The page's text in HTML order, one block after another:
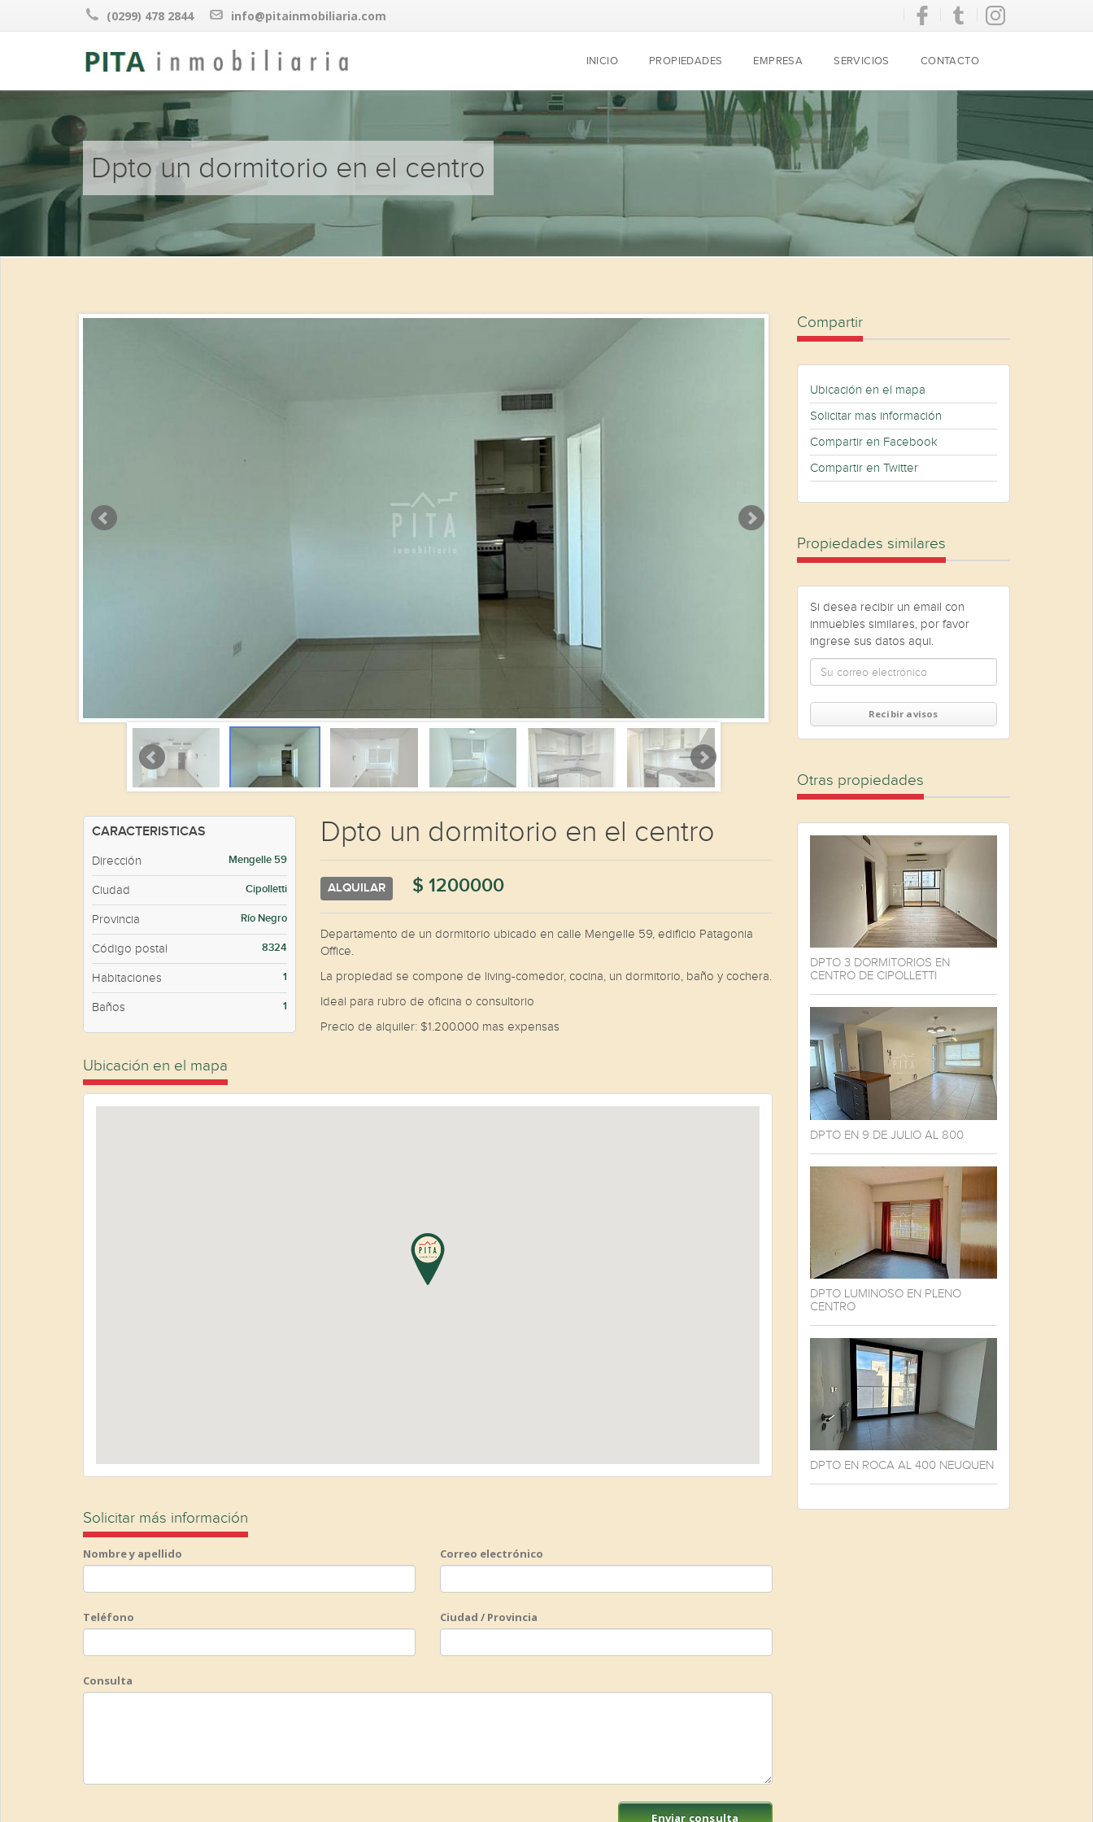
(0299) 478 2844 info@pitainmobiliaria.com
INICIO PROPIEDADES EMPRESA SERVICIOS CONTACTO
Dpto un dormitorio en el centro
CARACTERISTICAS
Dirección Mengelle 59
Ciudad Cipolletti
Provincia Río Negro
Código postal 8324
Superficie
Habitaciones 1
Baños 1
Dpto un dormitorio en el centro
ALQUILAR $ 1200000
Departamento de un dormitorio ubicado en calle Mengelle 59, edificio Patagonia
Office.
La propiedad se compone de living-comedor, cocina, un dormitorio, baño y cochera.
Ideal para rubro de oficina o consultorio
Precio de alquiler: $1.200.000 mas expensas
Ubicación en el mapa
Solicitar más información
Nombre y apellido Correo electrónico
Teléfono Ciudad / Provincia
Consulta
Compartir
Ubicación en el mapa
Solicitar mas información
Compartir en Facebook
Compartir en Twitter
Propiedades similares
Si desea recibir un email con
inmuebles similares, por favor
ingrese sus datos aqui.
Recibir avisos
Otras propiedades
DPTO 3 DORMITORIOS EN
CENTRO DE CIPOLLETTI
DPTO EN 9 DE JULIO AL 800
DPTO LUMINOSO EN PLENO
CENTRO
DPTO EN ROCA AL 400 NEUQUEN